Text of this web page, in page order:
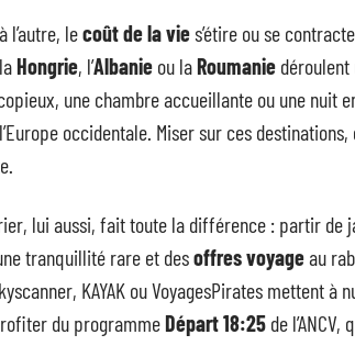
l’autre, lecoût de la vies’étire ou se
Hongrie, l’Albanie ou laRoumanie
une chambre accueillante ou une nuit
occidentale. Miser sur ces destinations,
lui aussi, fait toute la différence : partir de
tranquillité rare et desoffres voyageau
KAYAK ou VoyagesPirates mettent
du programmeDépart 18:25 de